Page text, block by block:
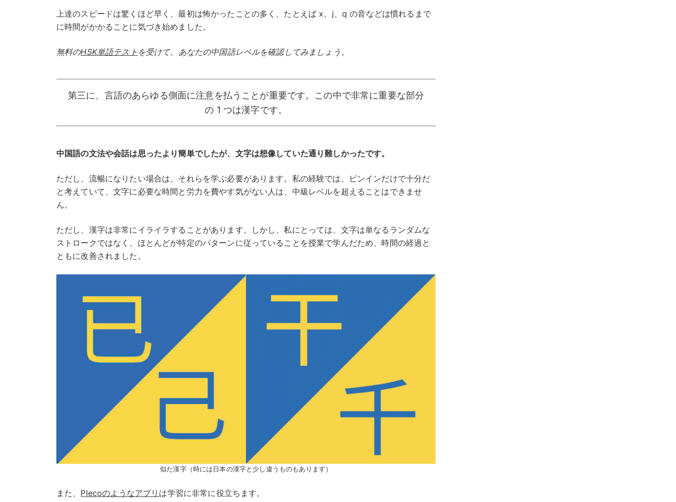
上達のスピードは驚くほど早く、最初は怖かったことの多く、たとえば x、j、q の音などは慣れるまで
に時間がかかることに気づき始めました。
無料のHSK単語テスト を受けて、あなたの中国語レベルを確認してみましょう。
第三に、言語のあらゆる側面に注意を払うことが重要です。この中で非常に重要な部分
の 1 つは漢字です。
中国語の文法や会話は思ったより簡単でしたが、文字は想像していた通り難しかったです。
ただし、流暢になりたい場合は、それらを学ぶ必要があります。私の経験では、ピンインだけで十分だ
と考えていて、文字に必要な時間と労力を費やす気がない人は、中級レベルを超えることはできませ
ん。
ただし、漢字は非常にイライラすることがあります。しかし、私にとっては、文字は単なるランダムな
ストロークではなく、ほとんどが特定のパターンに従っていることを授業で学んだため、時間の経過と
ともに改善されました。
似た漢字（時には日本の漢字と少し違うものもあります）
また、 Plecoのようなアプリ は学習に非常に役立ちます。